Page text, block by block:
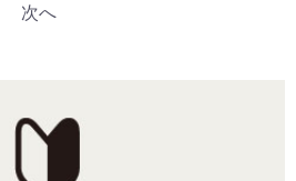
次へ